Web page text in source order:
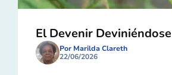
El Devenir Deviniéndose
Por Marilda Clareth
22/06/2026